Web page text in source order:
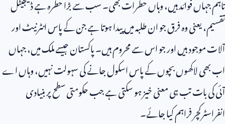
تقسیم، یعنی وہ فرق جو ان طلبہ میں پیدا ہوتا ہے جن کے پاس انٹرنیٹ اور
آلات موجود ہیں اور جو اس سے محروم ہیں۔ پاکستان جیسے ملک میں، جہاں
اب بھی لاکھوں بچوں کے پاس اسکول جانے کی سہولت نہیں، وہاں اے
آئی کی بات تب ہی معنی خیز ہو سکتی ہے جب حکومتی سطح پر بنیادی
انفراسٹرکچر فراہم کیا جائے۔